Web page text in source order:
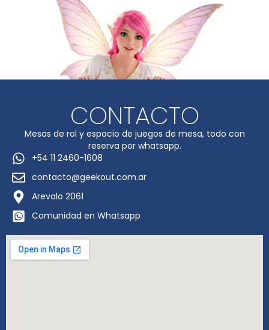
CONTACTO
Mesas de rol y espacio de juegos de mesa, todo con
reserva por whatsapp.
+54 11 2460-1608
contacto@geekout.com.ar
Arevalo 2061
Comunidad en Whatsapp